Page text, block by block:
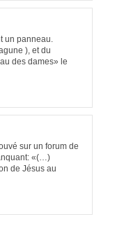
un panneau.
), et du
des dames» le
sur un forum de
«(…)
de Jésus au